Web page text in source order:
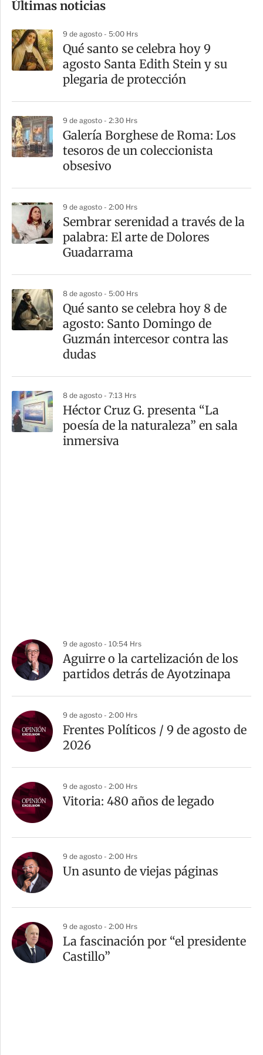
m
a
r
t
Últimas noticias
9 de agosto - 5:00 Hrs
Qué santo se celebra hoy 9
agosto Santa Edith Stein y su
plegaria de protección
9 de agosto - 2:30 Hrs
Galería Borghese de Roma: Los
tesoros de un coleccionista
obsesivo
9 de agosto - 2:00 Hrs
Sembrar serenidad a través de la
palabra: El arte de Dolores
Guadarrama
8 de agosto - 5:00 Hrs
Qué santo se celebra hoy 8 de
agosto: Santo Domingo de
Guzmán intercesor contra las
dudas
8 de agosto - 7:13 Hrs
Héctor Cruz G. presenta “La
poesía de la naturaleza” en sala
inmersiva
9 de agosto - 10:54 Hrs
Aguirre o la cartelización de los
partidos detrás de Ayotzinapa
9 de agosto - 2:00 Hrs
Frentes Políticos / 9 de agosto de
2026
9 de agosto - 2:00 Hrs
Vitoria: 480 años de legado
9 de agosto - 2:00 Hrs
Un asunto de viejas páginas
9 de agosto - 2:00 Hrs
La fascinación por “el presidente
Castillo”